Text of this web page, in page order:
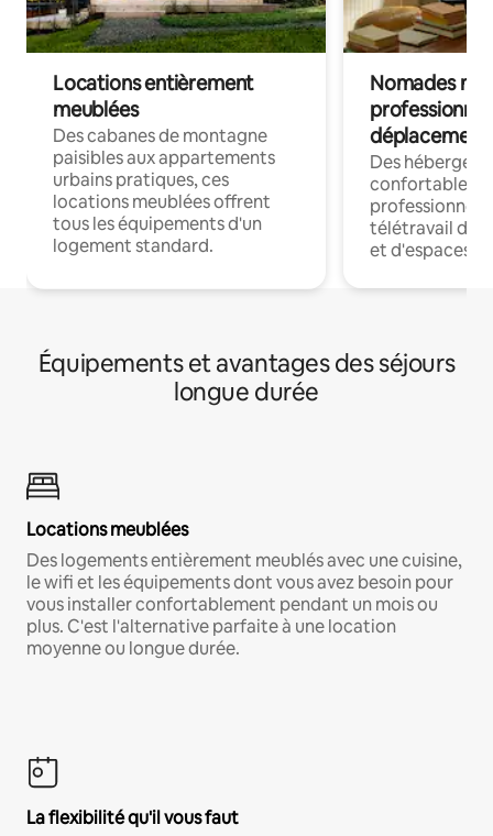
Locations entièrement
meublées
Des cabanes de montagne
paisibles aux appartements
urbains pratiques, ces
locations meublées offrent
tous les équipements d'un
logement standard.
Nomades
déplacement
Des
confortables
professionnels
télétravail
et d'espaces
Équipements et avantages des séjours
longue durée
Locations meublées
Des logements entièrement meublés avec une cuisine,
le wifi et les équipements dont vous avez besoin pour
vous installer confortablement pendant un mois ou
plus. C'est l'alternative parfaite à une location
moyenne ou longue durée.
La flexibilité qu'il vous faut